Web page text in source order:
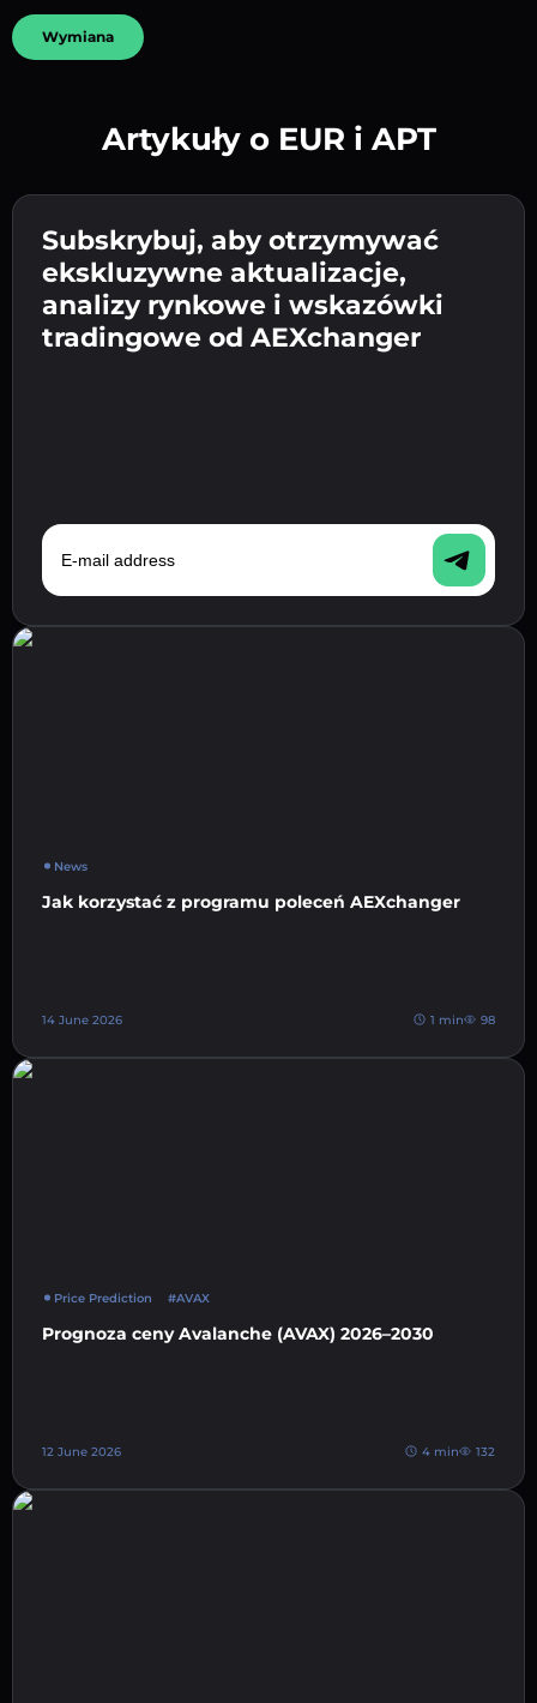
Wpisz adres swojego portfela
kryptowalutowego 👉 przejdź do następnego
kroku.
Potwierdź swoją tożsamość 👉 przejdź do
ostatniego kroku.
Wyślij depozyt 👉 odbierz kryptowalutę lub
walutę fiat w swoim portfelu.
Wymiana
Artykuły o EUR i APT
Subskrybuj, aby otrzymywać
ekskluzywne aktualizacje,
analizy rynkowe i wskazówki
tradingowe od AEXchanger
E-mail address
News
Jak korzystać z programu poleceń AEXchanger
14 June 2026 1 min 98
Price Prediction #AVAX
Prognoza ceny Avalanche (AVAX) 2026–2030
12 June 2026 4 min 132